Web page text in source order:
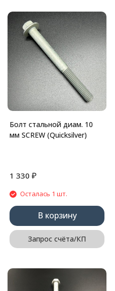
Болт стальной диам. 10
мм SCREW (Quicksilver)
1 330 ₽
Осталась 1 шт.
В корзину
Запрос счёта/КП